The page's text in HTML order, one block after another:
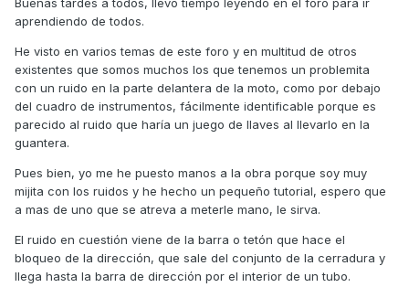
Buenas tardes a todos, llevo tiempo leyendo en el foro para ir
aprendiendo de todos.
He visto en varios temas de este foro y en multitud de otros
existentes que somos muchos los que tenemos un problemita
con un ruido en la parte delantera de la moto, como por debajo
del cuadro de instrumentos, fácilmente identificable porque es
parecido al ruido que haría un juego de llaves al llevarlo en la
guantera.
Pues bien, yo me he puesto manos a la obra porque soy muy
mijita con los ruidos y he hecho un pequeño tutorial, espero que
a mas de uno que se atreva a meterle mano, le sirva.
El ruido en cuestión viene de la barra o tetón que hace el
bloqueo de la dirección, que sale del conjunto de la cerradura y
llega hasta la barra de dirección por el interior de un tubo.